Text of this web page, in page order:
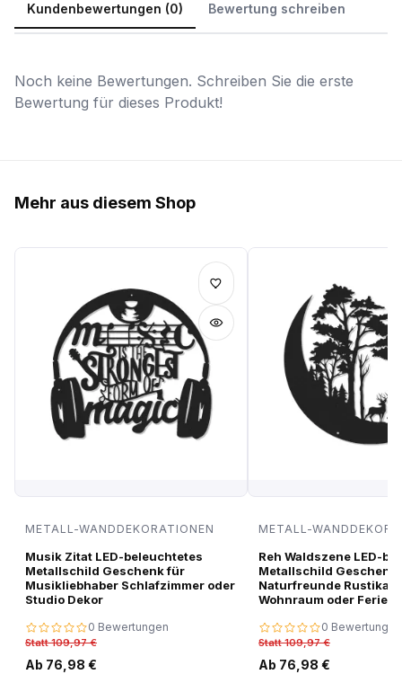
Kundenbewertungen (0) Bewertung schreiben
Noch keine Bewertungen. Schreiben Sie die erste
Bewertung für dieses Produkt!
Mehr aus diesem Shop
METALL-WANDDEKORATIONEN
Musik Zitat LED-beleuchtetes
Metallschild Geschenk für
Musikliebhaber Schlafzimmer oder
Studio Dekor
0 Bewertungen
Statt 109,97 €
Ab 76,98 €
METALL-
Reh Waldszene LED-
Metallschild Geschenk
Naturfreunde
Wohnraum oder
0 Bewertungen
Statt 109,97 €
Ab 76,98 €